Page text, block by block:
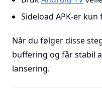
Sideload APK-er
Når du følger disse
buffering og får stabil
lansering.